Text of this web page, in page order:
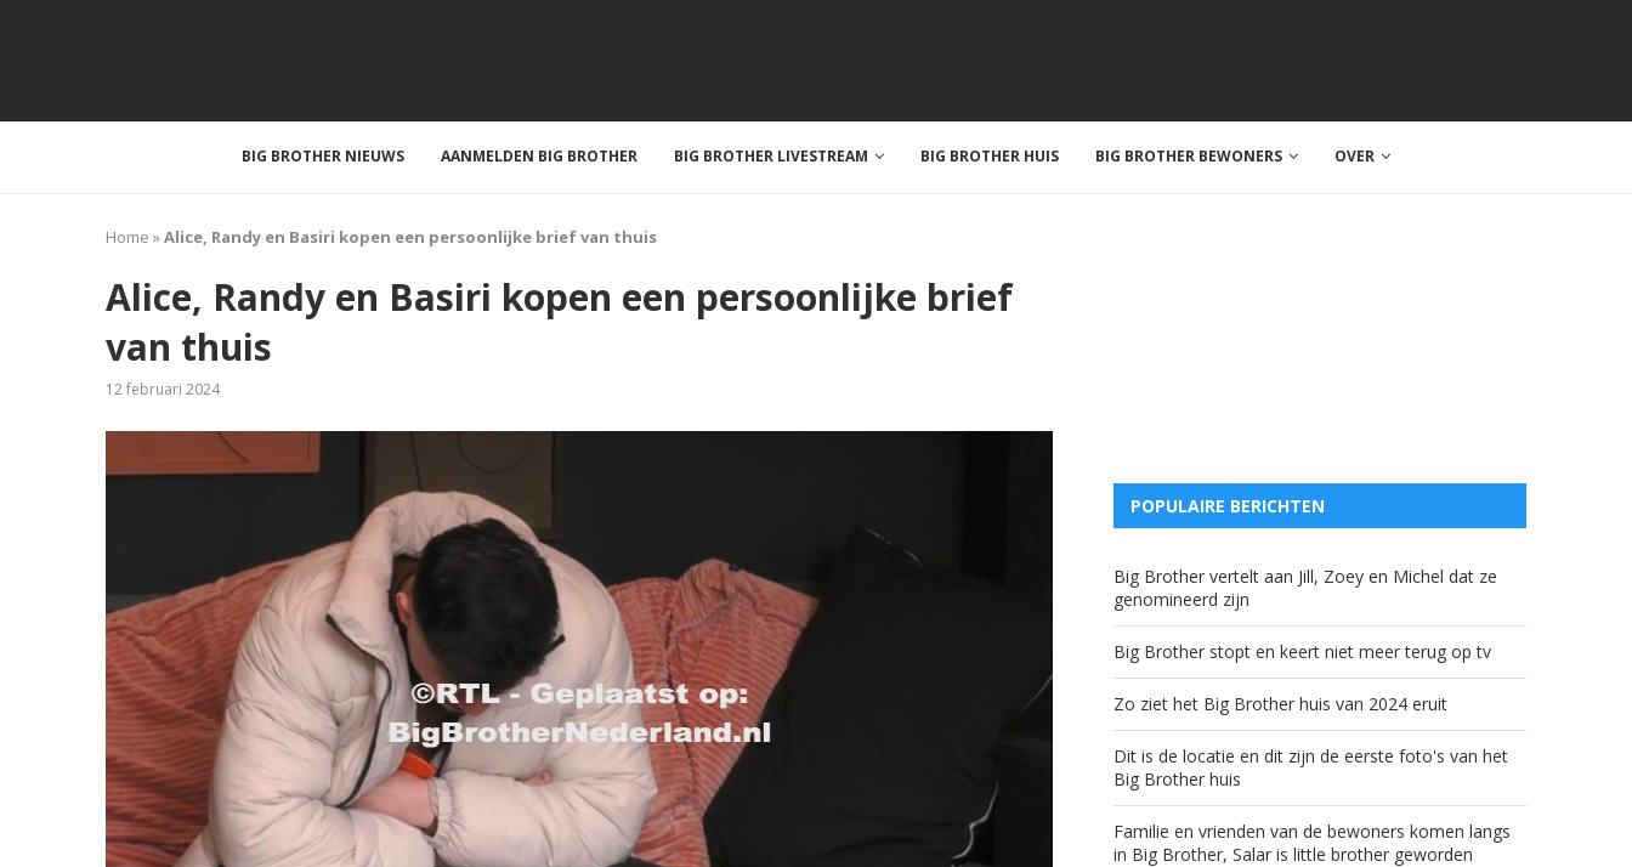
BIG BROTHER NIEUWS AANMELDEN BIG BROTHER BIG BROTHER LIVESTREAM BIG BROTHER HUIS BIG BROTHER BEWONERS OVER
Home »Alice, Randy en Basiri kopen een persoonlijke brief van thuis
Alice, Randy en Basiri kopen een persoonlijke brief
van thuis
12 februari 2024
POPULAIRE BERICHTEN
Big Brother vertelt aan Jill, Zoey en Michel dat ze
genomineerd zijn
Big Brother stopt en keert niet meer terug op tv
Zo ziet het Big Brother huis van 2024 eruit
Dit is de locatie en dit zijn de eerste foto's van het
Big Brother huis
Familie en vrienden van de bewoners komen langs
in Big Brother, Salar is little brother geworden